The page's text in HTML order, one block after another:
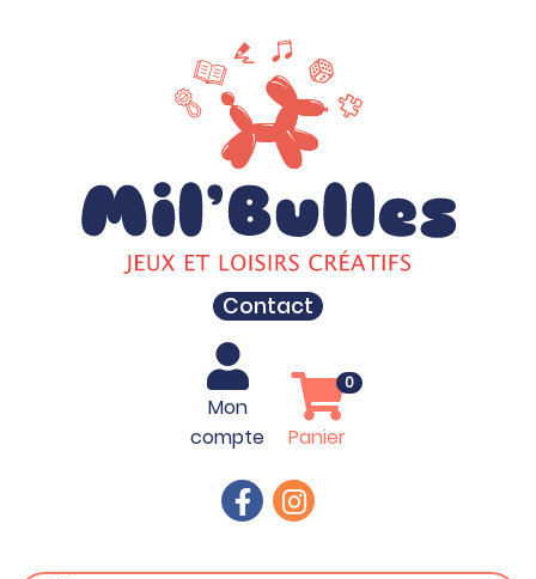
Contact
Mon
compte
Panier
0